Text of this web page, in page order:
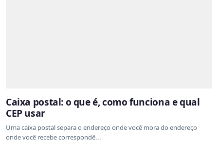
Caixa postal: o que é, como funciona e qual
CEP usar
Uma caixa postal separa o endereço onde você mora do endereço
onde você recebe correspondê...